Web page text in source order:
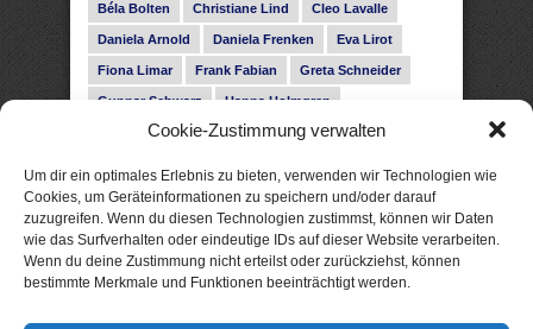
Cookie-Zustimmung verwalten
Um dir ein optimales Erlebnis zu bieten, verwenden wir Technologien wie
Cookies, um Geräteinformationen zu speichern und/oder darauf
zuzugreifen. Wenn du diesen Technologien zustimmst, können wir Daten
wie das Surfverhalten oder eindeutige IDs auf dieser Website verarbeiten.
Wenn du deine Zustimmung nicht erteilst oder zurückziehst, können
bestimmte Merkmale und Funktionen beeinträchtigt werden.
Béla Bolten Christiane Lind Cleo Lavalle
Daniela Arnold Daniela Frenken Eva Lirot
Fiona Limar Frank Fabian Greta Schneider
Gunnar Schwarz Hanna Holmgren
Heike Fröhling Ina Glahe Ivo Pala J. Vellguth
Leonie Haubrich Lilly Labord Livia Pipes
Malin Blunk Marcus Hünnebeck Martin Krist
Melisa Schwermer Nele Bruun Nika Lubitsch
Noah Fitz Nora Amelie René Junge